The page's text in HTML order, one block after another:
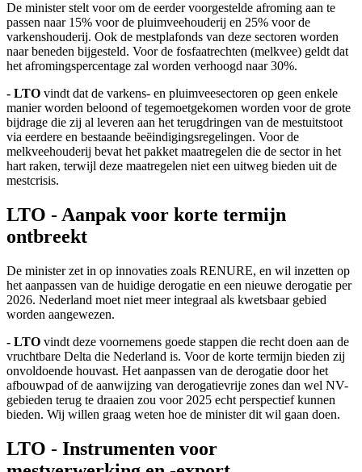
De minister stelt voor om de eerder voorgestelde afroming aan te
passen naar 15% voor de pluimveehouderij en 25% voor de
varkenshouderij. Ook de mestplafonds van deze sectoren worden
naar beneden bijgesteld. Voor de fosfaatrechten (melkvee) geldt dat
het afromingspercentage zal worden verhoogd naar 30%.
- LTO vindt dat de varkens- en pluimveesectoren op geen enkele
manier worden beloond of tegemoetgekomen worden voor de grote
bijdrage die zij al leveren aan het terugdringen van de mestuitstoot
via eerdere en bestaande beëindigingsregelingen. Voor de
melkveehouderij bevat het pakket maatregelen die de sector in het
hart raken, terwijl deze maatregelen niet een uitweg bieden uit de
mestcrisis.
LTO - Aanpak voor korte termijn
ontbreekt
De minister zet in op innovaties zoals RENURE, en wil inzetten op
het aanpassen van de huidige derogatie en een nieuwe derogatie per
2026. Nederland moet niet meer integraal als kwetsbaar gebied
worden aangewezen.
- LTO vindt deze voornemens goede stappen die recht doen aan de
vruchtbare Delta die Nederland is. Voor de korte termijn bieden zij
onvoldoende houvast. Het aanpassen van de derogatie door het
afbouwpad of de aanwijzing van derogatievrije zones dan wel NV-
gebieden terug te draaien zou voor 2025 echt perspectief kunnen
bieden. Wij willen graag weten hoe de minister dit wil gaan doen.
LTO - Instrumenten voor